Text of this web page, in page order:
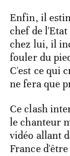
Enfin, il
chef de
chez lui, il
fouler du
C'est ce qui
ne fera que
Ce clash
le chanteur
vidéo allant
France